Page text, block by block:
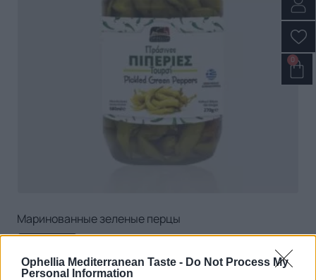
Ophellia Mediterranean Taste - Do Not Process My
Personal Information
0
Маринованные зеленые перцы